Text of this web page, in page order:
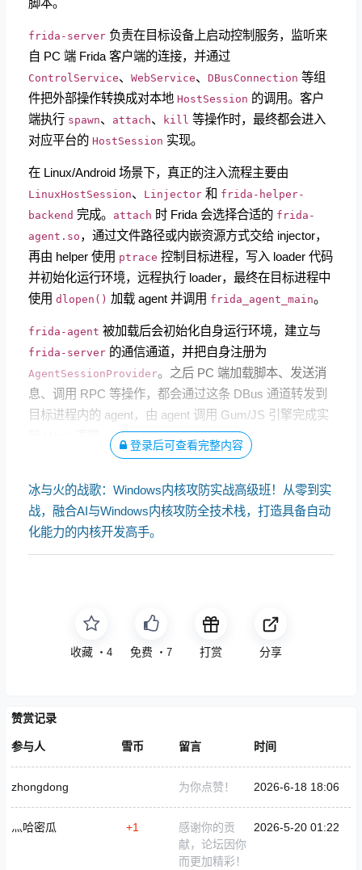
frida-server 负责在目标设备上启动控制服务，监听来
自 PC 端 Frida 客户端的连接，并通过
ControlService、 WebService、 DBusConnection 等组
件把外部操作转换成对本地 HostSession 的调用。客户
端执行 spawn、 attach、 kill 等操作时，最终都会进入
对应平台的 HostSession 实现。
在 Linux/Android 场景下，真正的注入流程主要由
LinuxHostSession、 Linjector 和 frida-helper-
backend 完成。 attach 时 Frida 会选择合适的 frida-
agent.so，通过文件路径或内嵌资源方式交给 injector，
再由 helper 使用 ptrace 控制目标进程，写入 loader 代码
并初始化运行环境，远程执行 loader，最终在目标进程中
使用 dlopen() 加载 agent 并调用 frida_agent_main。
frida-agent 被加载后会初始化自身运行环境，建立与
frida-server 的通信通道，并把自身注册为
AgentSessionProvider。之后 PC 端加载脚本、发送消
息、调用 RPC 等操作，都会通过这条 DBus 通道转发到
目标进程内的 agent，由 agent 调用 Gum/JS 引擎完成实
际 Hook 逻辑。
登录后可查看完整内容
冰与火的战歌：Windows内核攻防实战高级班！从零到实
战，融合AI与Windows内核攻防全技术栈，打造具备自动
化能力的内核开发高手。
收藏 ・ 4 免费 ・ 7 打赏 分享
赞赏记录
参与人 雪币 留言 时间
zhongdong 为你点赞！ 2026-6-18 18:06
灬哈密瓜 +1
感谢你的贡
献，论坛因你
而更加精彩！
2026-5-20 01:22